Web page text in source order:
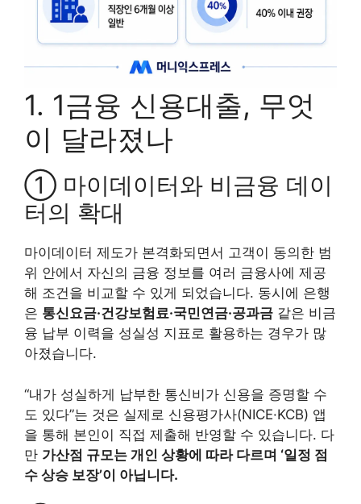
1. 1금융 신용대출, 무엇
이 달라졌나
① 마이데이터와 비금융 데이
터의 확대
마이데이터 제도가 본격화되면서 고객이 동의한 범
위 안에서 자신의 금융 정보를 여러 금융사에 제공
해 조건을 비교할 수 있게 되었습니다. 동시에 은행
은 통신요금·건강보험료·국민연금·공과금 같은 비금
융 납부 이력을 성실성 지표로 활용하는 경우가 많
아졌습니다.
“내가 성실하게 납부한 통신비가 신용을 증명할 수
도 있다”는 것은 실제로 신용평가사(NICE·KCB) 앱
을 통해 본인이 직접 제출해 반영할 수 있습니다. 다
만 가산점 규모는 개인 상황에 따라 다르며 ‘일정 점
수 상승 보장’이 아닙니다.